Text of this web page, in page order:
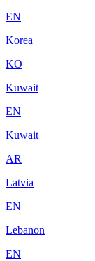
EN
Korea
KO
Kuwait
EN
Kuwait
AR
Latvia
EN
Lebanon
EN